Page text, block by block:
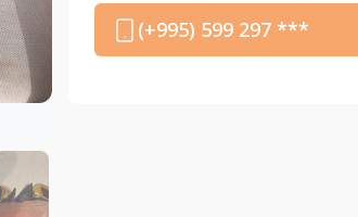
(+995) 599 297 ***